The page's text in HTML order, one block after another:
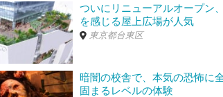
パラカ 高円寺南第11（東京都杉並区高円寺南3-61
200m 2分 ／ 【料金】終日 20分200円24時間最大
エコロパーク 高円寺第5
220m 2分 ／
ついにリニューアルオープン
を感じる屋上広場が人気
東京都台東区
暗闇の校舎で、本気の恐怖に
固まるレベルの体験